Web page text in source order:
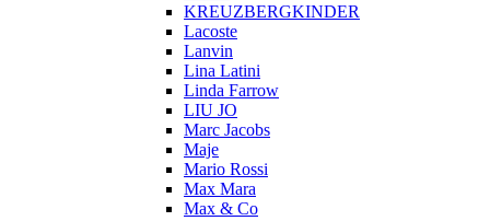
KREUZBERGKINDER
Lacoste
Lanvin
Lina Latini
Linda Farrow
LIU JO
Marc Jacobs
Maje
Mario Rossi
Max Mara
Max & Co